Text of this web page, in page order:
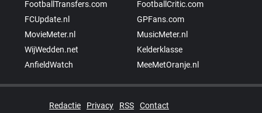
FootballTransfers.com
FootballCritic.com
FCUpdate.nl
GPFans.com
MovieMeter.nl
MusicMeter.nl
WijWedden.net
Kelderklasse
AnfieldWatch
MeeMetOranje.nl
Redactie Privacy RSS Contact